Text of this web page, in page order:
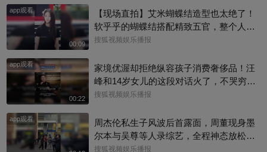
app观看
00:09
【现场直拍】艾米蝴蝶结造型也太绝了！
软乎乎的蝴蝶结搭配精致五官，整个人灵
气满满难怪大家都说艾米是大花幼年体，
搜狐视频娱乐播报
app观看
00:22
家境优渥却拒绝纵容孩子消费奢侈品！汪
峰和14岁女儿的这段对话火了，不哭穷不
宠溺，把消费边界讲得明明白白，育儿观
搜狐视频娱乐播报
app观看
周杰伦私生子风波后首露面，周董现身墨
尔本与吴尊等人录综艺，全程神态放松、
有说有笑，还主动向路人打招呼，完全没
搜狐视频娱乐播报